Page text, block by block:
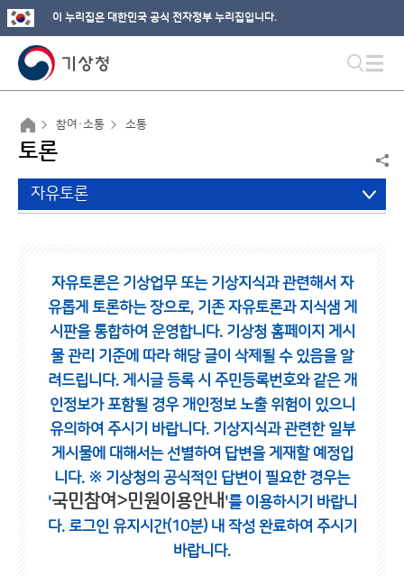
이 누리집은 대한민국 공식 전자정부 누리집입니다.
참여·소통 소통
토론
자유토론
자유토론은 기상업무 또는 기상지식과 관련해서 자
유롭게 토론하는 장으로, 기존 자유토론과 지식샘 게
시판을 통합하여 운영합니다. 기상청 홈페이지 게시
물 관리 기준에 따라 해당 글이 삭제될 수 있음을 알
려드립니다. 게시글 등록 시 주민등록번호와 같은 개
인정보가 포함될 경우 개인정보 노출 위험이 있으니
유의하여 주시기 바랍니다. 기상지식과 관련한 일부
게시물에 대해서는 선별하여 답변을 게재할 예정입
니다. ※ 기상청의 공식적인 답변이 필요한 경우는
'국민참여>민원이용안내 '를 이용하시기 바랍니
다. 로그인 유지시간(10분) 내 작성 완료하여 주시기
바랍니다.